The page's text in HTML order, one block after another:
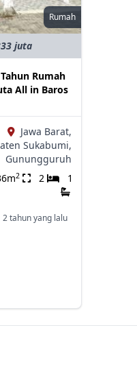
Rumah
juta
Rumah
All in Baros
Jawa Barat,
Sukabumi,
Gunungguruh
2 2 1
2 tahun yang lalu